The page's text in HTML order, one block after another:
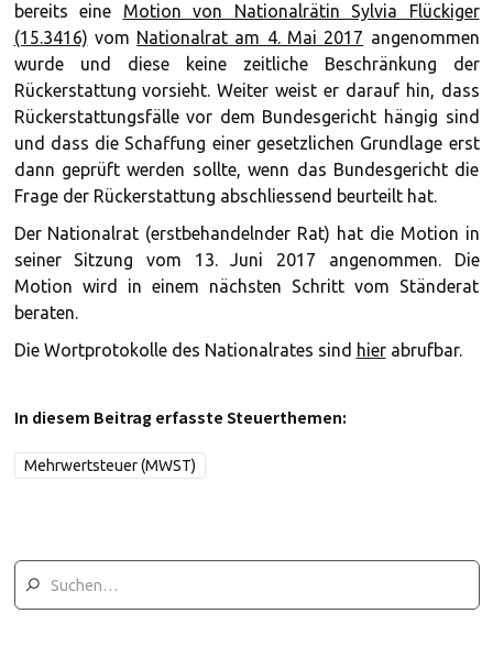
bereits eine Motion von Nationalrätin Sylvia Flückiger
(15.3416) vom Nationalrat am 4. Mai 2017 angenommen
wurde und diese keine zeitliche Beschränkung der
Rückerstattung vorsieht. Weiter weist er darauf hin, dass
Rückerstattungsfälle vor dem Bundesgericht hängig sind
und dass die Schaffung einer gesetzlichen Grundlage erst
dann geprüft werden sollte, wenn das Bundesgericht die
Frage der Rückerstattung abschliessend beurteilt hat.
Der Nationalrat (erstbehandelnder Rat) hat die Motion in
seiner Sitzung vom 13. Juni 2017 angenommen. Die
Motion wird in einem nächsten Schritt vom Ständerat
beraten.
Die Wortprotokolle des Nationalrates sind hierabrufbar.
In diesem Beitrag erfasste Steuerthemen:
Mehrwertsteuer (MWST)